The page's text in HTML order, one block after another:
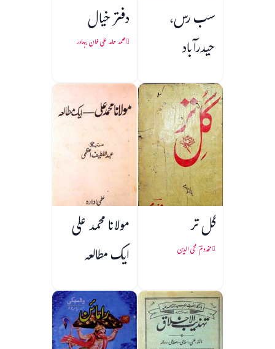
سب رس،
حیدرآباد
دفتر خیال
محمد حامد علی خان بہادر
گل تر
مخدومؔ محی الدین
مولانا محمد علی
ایک مطالعہ